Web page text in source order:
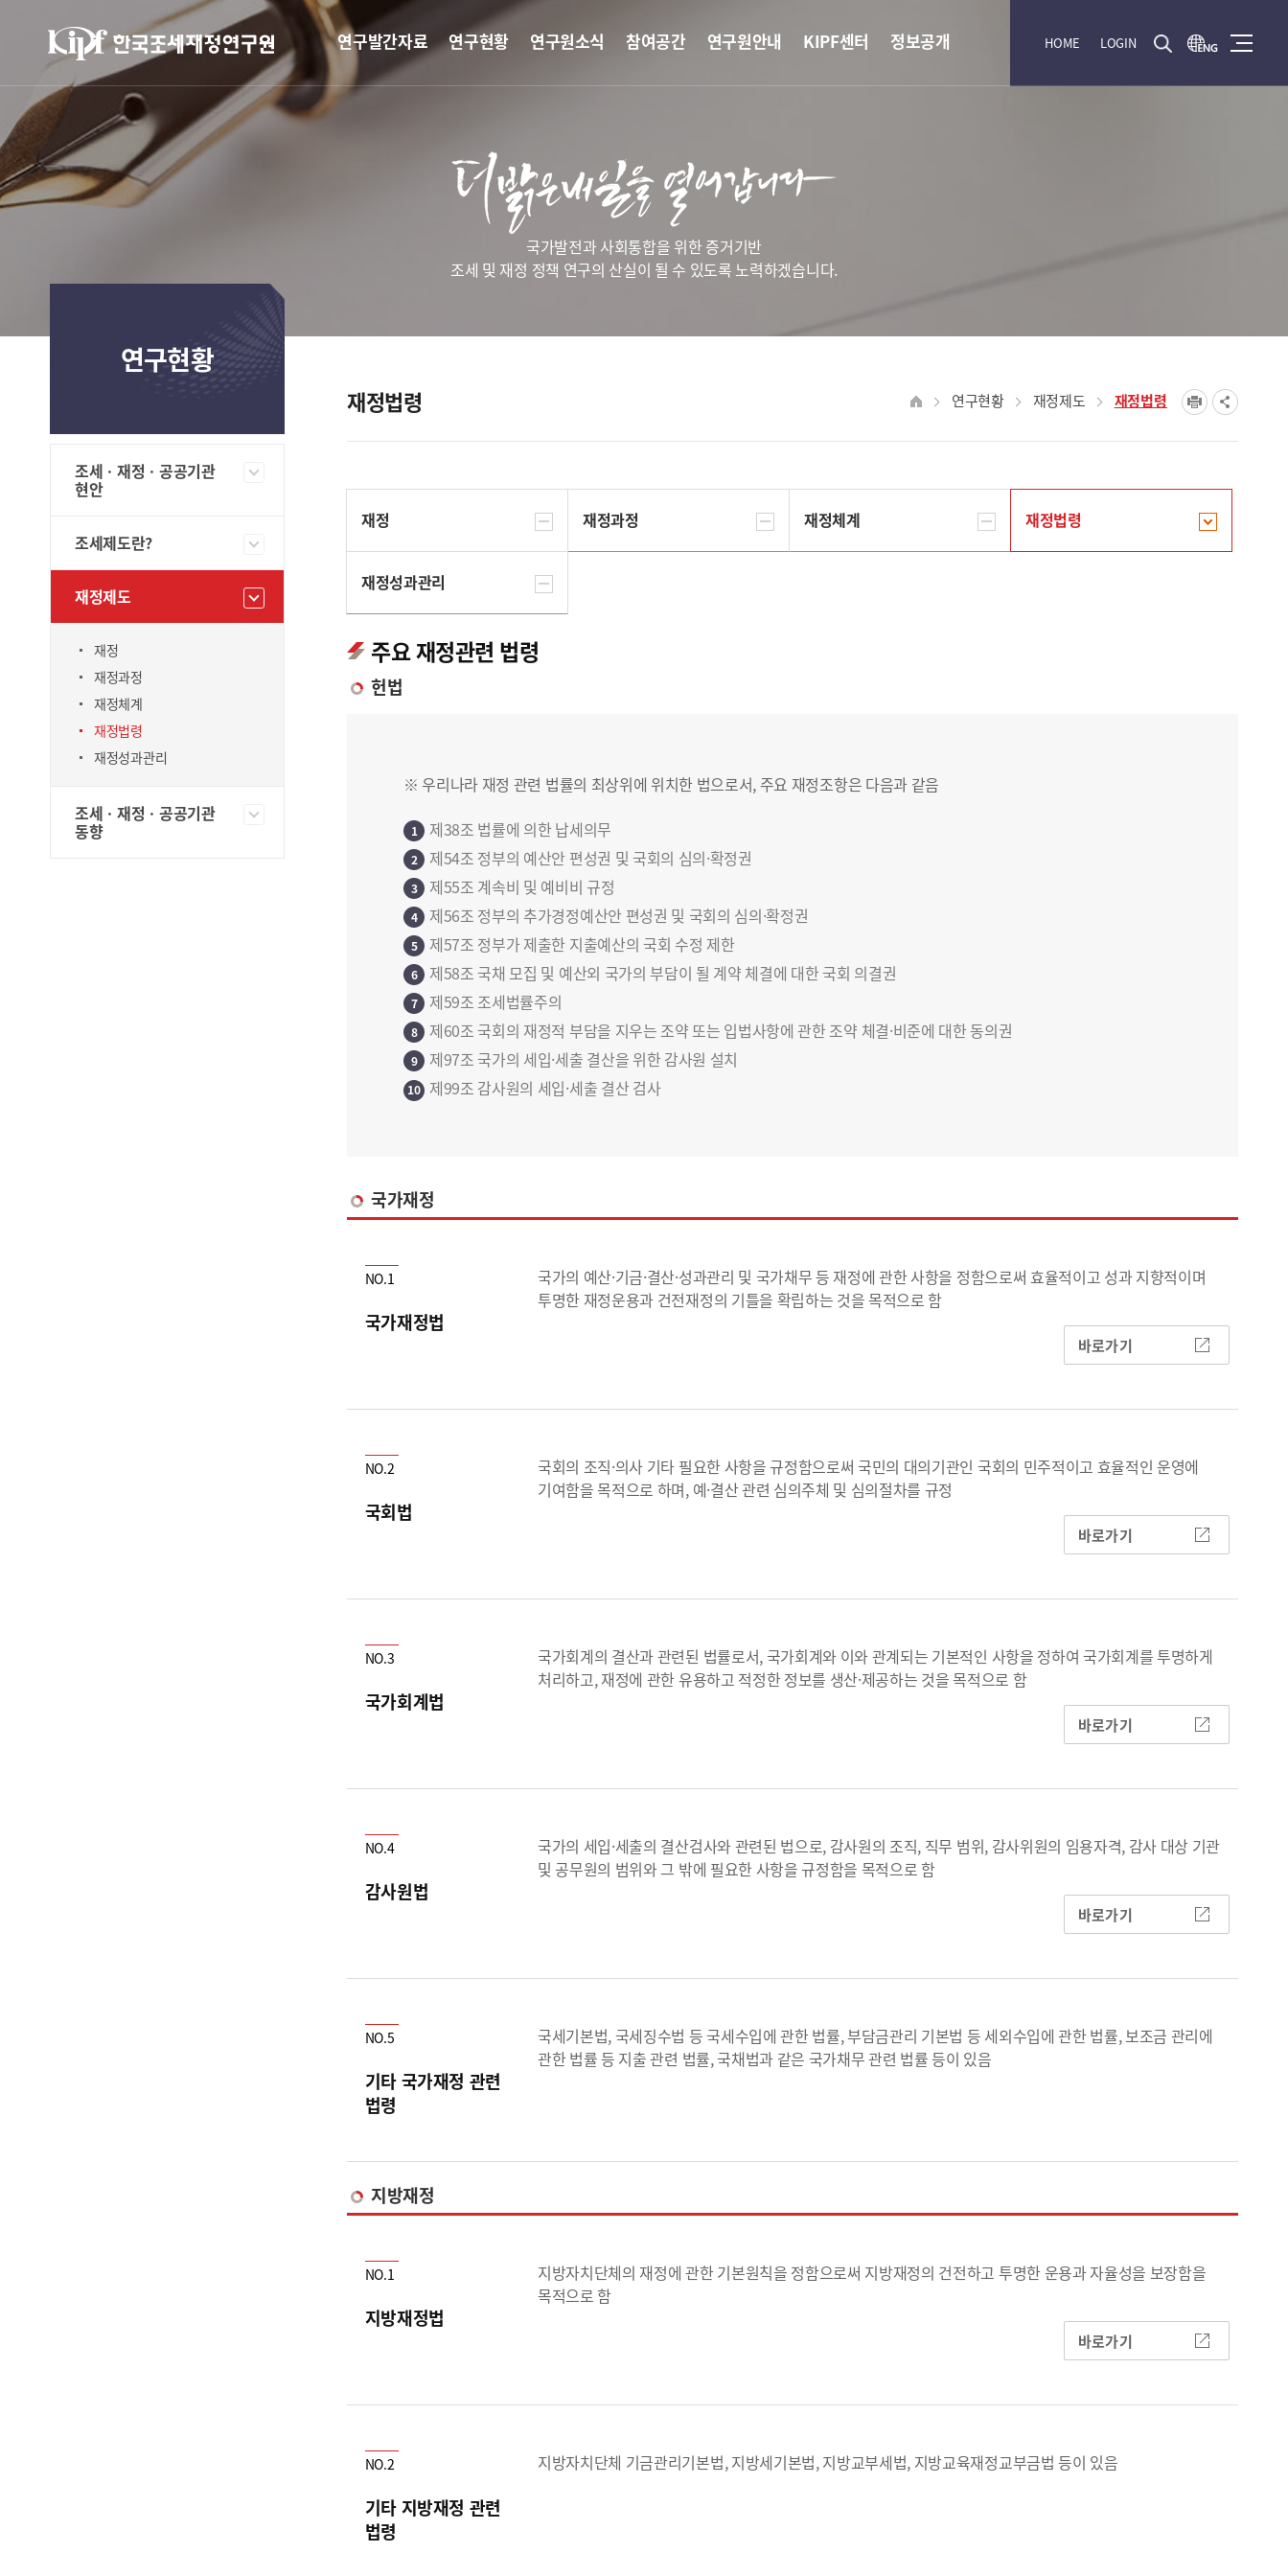
HOME LOGIN
연구발간자료 연구현황 연구원소식 참여공간 연구원안내 KIPF센터 정보공개
국가발전과 사회통합을 위한 증거기반
조세 및 재정 정책 연구의 산실이 될 수 있도록 노력하겠습니다.
연구현황
조세ㆍ재정ㆍ공공기관
현안
조세제도란?
재정제도
재정
재정과정
재정체계
재정법령
재정성과관리
조세ㆍ재정ㆍ공공기관
동향
재정법령 연구현황 재정제도 재정법령
재정 재정과정 재정체계 재정법령
재정성과관리
주요 재정관련 법령
헌법
※ 우리나라 재정 관련 법률의 최상위에 위치한 법으로서, 주요 재정조항은 다음과 같음
1 제38조 법률에 의한 납세의무
2 제54조 정부의 예산안 편성권 및 국회의 심의·확정권
3 제55조 계속비 및 예비비 규정
4 제56조 정부의 추가경정예산안 편성권 및 국회의 심의·확정권
5 제57조 정부가 제출한 지출예산의 국회 수정 제한
6 제58조 국채 모집 및 예산외 국가의 부담이 될 계약 체결에 대한 국회 의결권
7 제59조 조세법률주의
8 제60조 국회의 재정적 부담을 지우는 조약 또는 입법사항에 관한 조약 체결·비준에 대한 동의권
9 제97조 국가의 세입·세출 결산을 위한 감사원 설치
10 제99조 감사원의 세입·세출 결산 검사
국가재정
NO.1
국가재정법
국가의 예산·기금·결산·성과관리 및 국가채무 등 재정에 관한 사항을 정함으로써 효율적이고 성과 지향적이며
투명한 재정운용과 건전재정의 기틀을 확립하는 것을 목적으로 함
바로가기
NO.2
국회법
국회의 조직·의사 기타 필요한 사항을 규정함으로써 국민의 대의기관인 국회의 민주적이고 효율적인 운영에
기여함을 목적으로 하며, 예·결산 관련 심의주체 및 심의절차를 규정
바로가기
NO.3
국가회계법
국가회계의 결산과 관련된 법률로서, 국가회계와 이와 관계되는 기본적인 사항을 정하여 국가회계를 투명하게
처리하고, 재정에 관한 유용하고 적정한 정보를 생산·제공하는 것을 목적으로 함
바로가기
NO.4
감사원법
국가의 세입·세출의 결산검사와 관련된 법으로, 감사원의 조직, 직무 범위, 감사위원의 임용자격, 감사 대상 기관
및 공무원의 범위와 그 밖에 필요한 사항을 규정함을 목적으로 함
바로가기
NO.5
기타 국가재정 관련
법령
국세기본법, 국세징수법 등 국세수입에 관한 법률, 부담금관리 기본법 등 세외수입에 관한 법률, 보조금 관리에
관한 법률 등 지출 관련 법률, 국채법과 같은 국가채무 관련 법률 등이 있음
지방재정
NO.1
지방재정법
지방자치단체의 재정에 관한 기본원칙을 정함으로써 지방재정의 건전하고 투명한 운용과 자율성을 보장함을
목적으로 함
바로가기
NO.2
기타 지방재정 관련
법령
지방자치단체 기금관리기본법, 지방세기본법, 지방교부세법, 지방교육재정교부금법 등이 있음